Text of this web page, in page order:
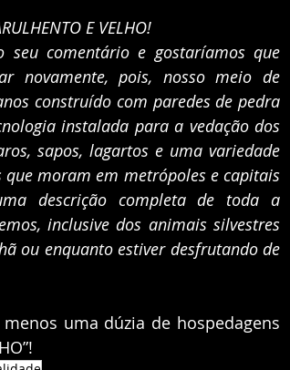
E VELHO!
seu comentário e gostaríamos que
novamente, pois, nosso meio de
construído com paredes de pedra
instalada para a vedação dos
sapos, lagartos e uma variedade
moram em metrópoles e capitais
descrição completa de toda a
inclusive dos animais silvestres
ou enquanto estiver desfrutando de
uma dúzia de hospedagens